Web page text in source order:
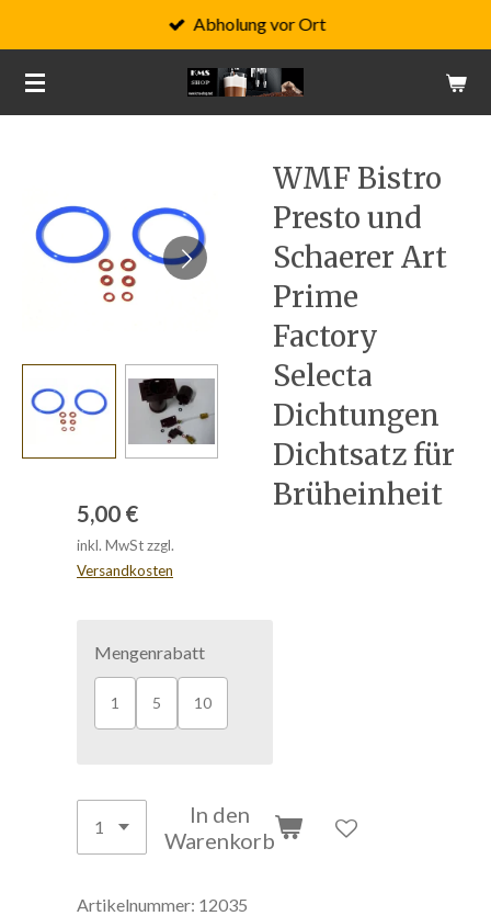
Hauptinhalt
springen
Abholung vor Ort
WMF Bistro
Presto und
Schaerer Art
Prime
Factory
Selecta
Dichtungen
Dichtsatz für
Brüheinheit
5,00 €
inkl. MwSt zzgl.
Versandkosten
Mengenrabatt
1 5 10
In den
Warenkorb
Artikelnummer: 12035